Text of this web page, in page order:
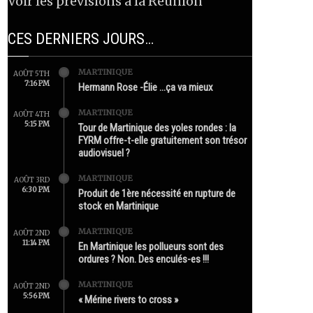
CES DERNIERS JOURS…
AOÛT 5TH
7:16 PM
MARTINIQUE
Hermann Rose -Élie …ça va mieux
AOÛT 4TH
5:15 PM
MARTINIQUE
Tour de Martinique des yoles rondes : la
FYRM offre-t-elle gratuitement son trésor
audiovisuel ?
AOÛT 3RD
6:30 PM
MARTINIQUE
Produit de 1ère nécessité en rupture de
stock en Martinique
AOÛT 2ND
11:14 PM
MARTINIQUE
En Martinique les pollueurs sont des
ordures ? Non. Des enculés-es !!!
AOÛT 2ND
5:56 PM
MARTINIQUE
« Mérine rivers to cross »